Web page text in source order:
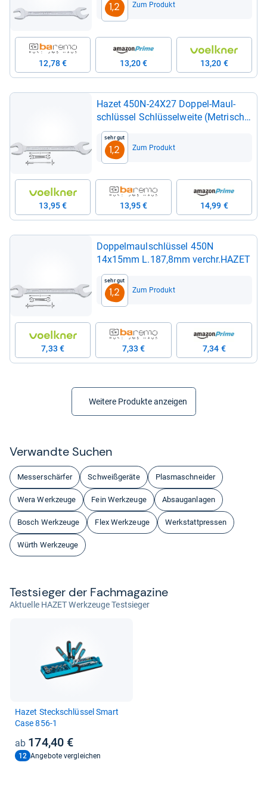
1,2 Zum Produkt
12,78 € 13,20 € 13,20 €
Hazet 450N-​24X27 Dop­pel-​Maul­
schlüs­sel Schlüs­sel­weite (Metrisch)
24 -​ 27 mm
Sehr gut
1,2 Zum Produkt
13,95 € 13,95 € 14,99 €
Dop­pel­maul­schlüs­sel 450N
14x15mm L.187,8mm ver­chr.HAZET
Sehr gut
1,2 Zum Produkt
7,33 € 7,33 € 7,34 €
Weitere Produkte anzeigen
Ver­wandte Suchen
Messerschärfer Schweißgeräte Plasmaschneider
Wera Werkzeuge Fein Werkzeuge Absauganlagen
Bosch Werkzeuge Flex Werkzeuge Werkstattpressen
Würth Werkzeuge
Test­sie­ger der Fach­ma­ga­zine
Aktuelle HAZET Werkzeuge Testsieger
Hazet Steck­schlüs­sel Smart
Case 856-​1
174,40 €
12 Angebote vergleichen